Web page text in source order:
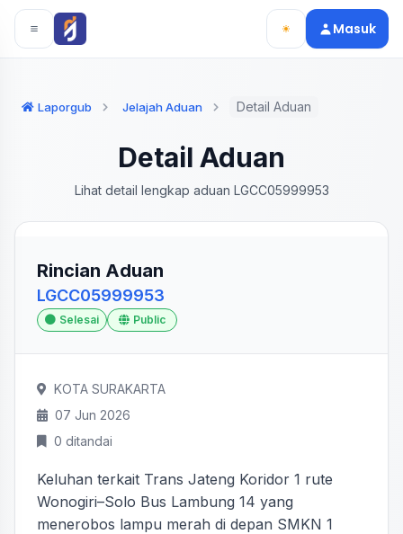
Langsung ke konten utama
Langsung ke navigasi
Masuk
Laporgub Jelajah Aduan Detail Aduan
Detail Aduan
Lihat detail lengkap aduan LGCC05999953
Rincian Aduan
LGCC05999953
Selesai Public
KOTA SURAKARTA
07 Jun 2026
0 ditandai
Keluhan terkait Trans Jateng Koridor 1 rute
Wonogiri–Solo Bus Lambung 14 yang
menerobos lampu merah di depan SMKN 1